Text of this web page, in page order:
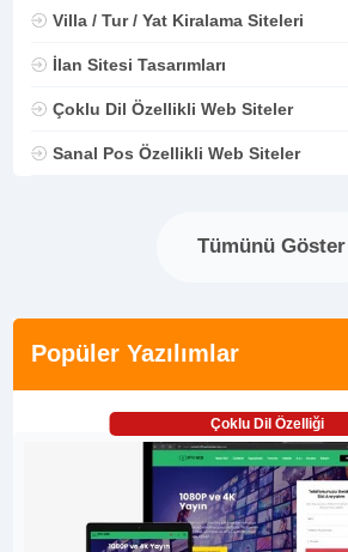
Villa / Tur / Yat Kiralama Siteleri
İlan Sitesi Tasarımları
Çoklu Dil Özellikli Web Siteler
Sanal Pos Özellikli Web Siteler
Tümünü Göster
Popüler Yazılımlar
Çoklu Dil Özelliği